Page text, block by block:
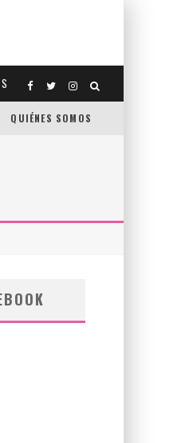
QUIÉNES SOMOS